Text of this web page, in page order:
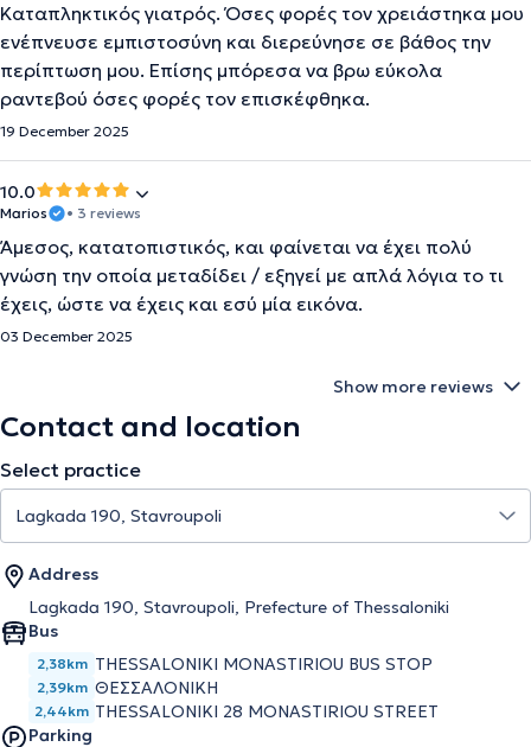
Καταπληκτικός γιατρός. Όσες φορές τον χρειάστηκα μου
ενέπνευσε εμπιστοσύνη και διερεύνησε σε βάθος την
περίπτωση μου. Επίσης μπόρεσα να βρω εύκολα
ραντεβού όσες φορές τον επισκέφθηκα.
19 December 2025
10.0
Marios • 3 reviews
Άμεσος, κατατοπιστικός, και φαίνεται να έχει πολύ
γνώση την οποία μεταδίδει / εξηγεί με απλά λόγια το τι
έχεις, ώστε να έχεις και εσύ μία εικόνα.
03 December 2025
Show more reviews
Contact and location
Select practice
Address
Lagkada 190, Stavroupoli, Prefecture of Thessaloniki
Bus
2,38km THESSALONIKI MONASTIRIOU BUS STOP
2,39km ΘΕΣΣΑΛΟΝΙΚΗ
2,44km THESSALONIKI 28 MONASTIRIOU STREET
Parking